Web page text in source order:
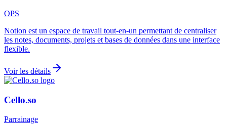
OPS
Notion est un espace de travail tout-en-un permettant de centraliser
les notes, documents, projets et bases de données dans une interface
flexible.
Voir les détails
Cello.so
Parrainage